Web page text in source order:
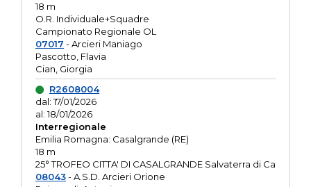
18 m
O.R. Individuale+Squadre
Campionato Regionale OL
07017 - Arcieri Maniago
Pascotto, Flavia
Cian, Giorgia
R2608004
dal: 17/01/2026
al: 18/01/2026
Interregionale
Emilia Romagna: Casalgrande (RE)
18 m
25° TROFEO CITTA' DI CASALGRANDE Salvaterra di Ca
08043- A.S.D. Arcieri Orione